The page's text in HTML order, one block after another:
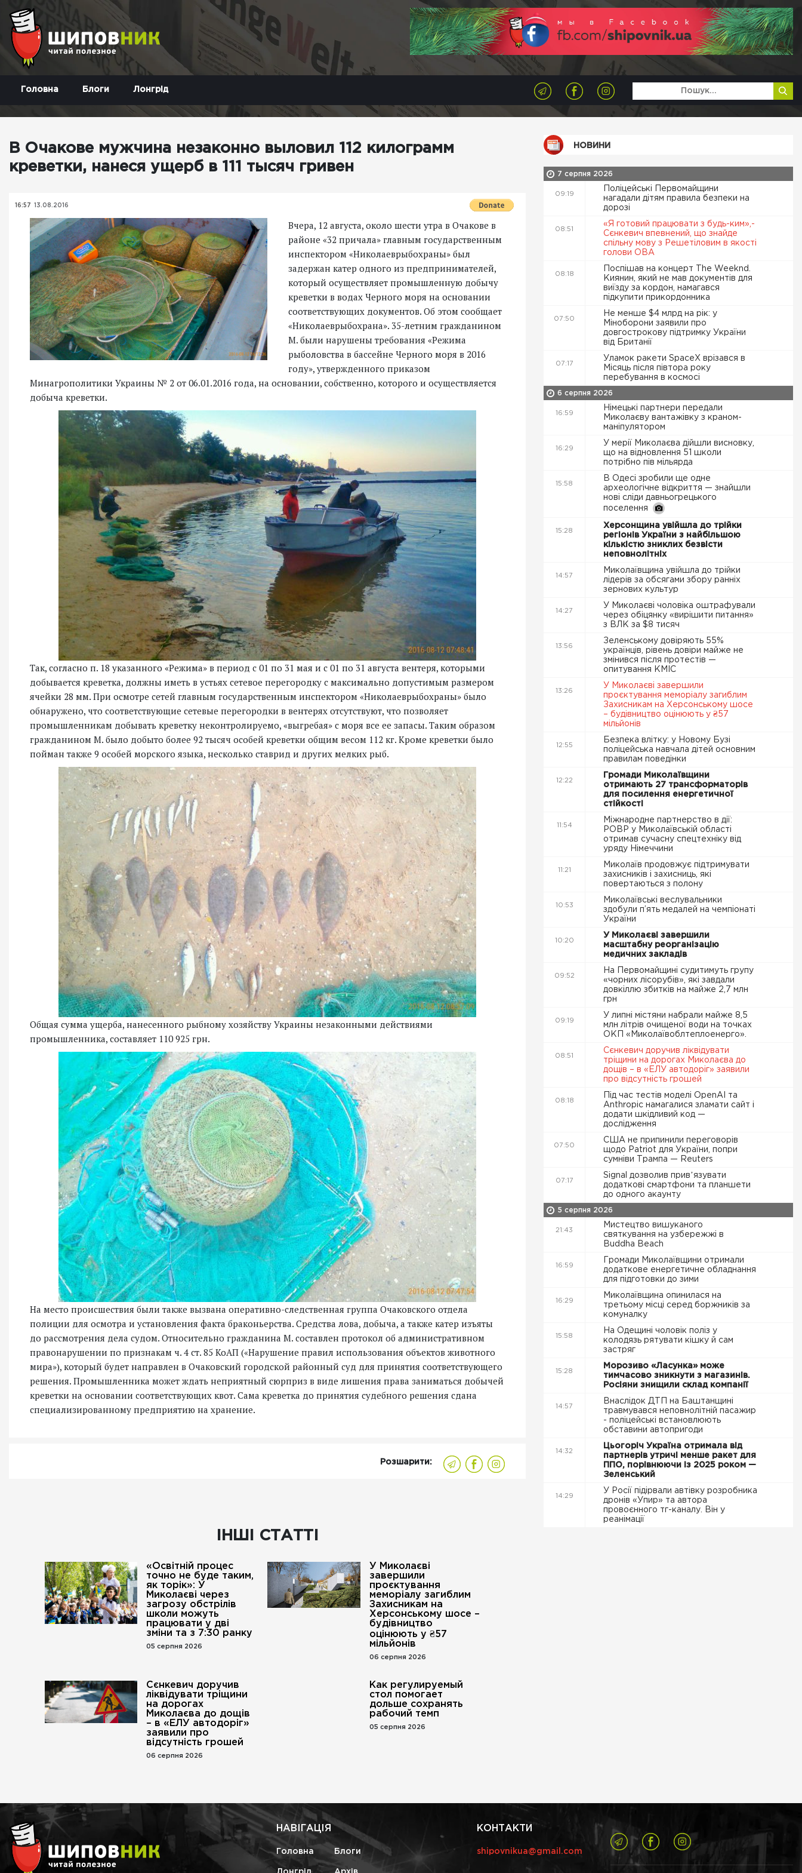
Головна Блоги Лонгрід
В Очакове мужчина незаконно выловил 112 килограмм
креветки, нанеся ущерб в 111 тысяч гривен
16:57 13.08.2016
Вчера, 12 августа, около шести утра в Очакове в
районе «32 причала» главным государственным
инспектором «Николаеврыбохраны» был
задержан катер одного из предпринимателей,
который осуществляет промышленную добычу
креветки в водах Черного моря на основании
соответствующих документов. Об этом сообщает
«Николаеврыбохрана». 35-летним гражданином
М. были нарушены требования «Режима
рыболовства в бассейне Черного моря в 2016
году», утвержденного приказом
Минагрополитики Украины № 2 от 06.01.2016 года, на основании, собственно, которого и осуществляется
добыча креветки.
Так, согласно п. 18 указанного «Режима» в период с 01 по 31 мая и с 01 по 31 августа вентеря, которыми
добывается креветка, должны иметь в устьях сетевое перегородку с максимально допустимым размером
ячейки 28 мм. При осмотре сетей главным государственным инспектором «Николаеврыбохраны» было
обнаружено, что соответствующие сетевые перегородки в вентерях отсутствуют, что позволяет
промышленникам добывать креветку неконтролируемо, «выгребая» с моря все ее запасы. Таким образом
гражданином М. было добыто более 92 тысяч особей креветки общим весом 112 кг. Кроме креветки было
пойман также 9 особей морского языка, несколько ставрид и других мелких рыб.
Общая сумма ущерба, нанесенного рыбному хозяйству Украины незаконными действиями
промышленника, составляет 110 925 грн.
На место происшествия были также вызвана оперативно-следственная группа Очаковского отдела
полиции для осмотра и установления факта браконьерства. Средства лова, добыча, а также катер изъяты
до рассмотрения дела судом. Относительно гражданина М. составлен протокол об административном
правонарушении по признакам ч. 4 ст. 85 КоАП («Нарушение правил использования объектов животного
мира»), который будет направлен в Очаковский городской районный суд для принятия соответствующего
решения. Промышленника может ждать неприятный сюрприз в виде лишения права заниматься добычей
креветки на основании соответствующих квот. Сама креветка до принятия судебного решения сдана
специализированному предприятию на хранение.
Розшарити:
ІНШІ СТАТТІ
«Освітній процес
точно не буде таким,
як торік»: У
Миколаєві через
загрозу обстрілів
школи можуть
працювати у дві
зміни та з 7:30 ранку
05 серпня 2026
У Миколаєві
завершили
проєктування
меморіалу загиблим
Захисникам на
Херсонському шосе –
будівництво
оцінюють у ₴57
мільйонів
06 серпня 2026
Сєнкевич доручив
ліквідувати тріщини
на дорогах
Миколаєва до дощів
– в «ЕЛУ автодоріг»
заявили про
відсутність грошей
06 серпня 2026
Как регулируемый
стол помогает
дольше сохранять
рабочий темп
05 серпня 2026
НОВИНИ
7 серпня 2026
09:19
Поліцейські Первомайщини
нагадали дітям правила безпеки на
дорозі
08:51
«Я готовий працювати з будь-ким»,-
Сєнкевич впевнений, що знайде
спільну мову з Решетіловим в якості
голови ОВА
08:18
Поспішав на концерт The Weeknd.
Киянин, який не мав документів для
виїзду за кордон, намагався
підкупити прикордонника
07:50
Не менше $4 млрд на рік: у
Міноборони заявили про
довгострокову підтримку України
від Британії
07:17
Уламок ракети SpaceX врізався в
Місяць після півтора року
перебування в космосі
6 серпня 2026
16:59
Німецькі партнери передали
Миколаєву вантажівку з краном-
маніпулятором
16:29
У мерії Миколаєва дійшли висновку,
що на відновлення 51 школи
потрібно пів мільярда
15:58
В Одесі зробили ще одне
археологічне відкриття — знайшли
нові сліди давньогрецького
поселення
15:28
Херсонщина увійшла до трійки
регіонів України з найбільшою
кількістю зниклих безвісти
неповнолітніх
14:57
Миколаївщина увійшла до трійки
лідерів за обсягами збору ранніх
зернових культур
14:27
У Миколаєві чоловіка оштрафували
через обіцянку «вирішити питання»
з ВЛК за $8 тисяч
13:56
Зеленському довіряють 55%
українців, рівень довіри майже не
змінився після протестів —
опитування КМІС
13:26
У Миколаєві завершили
проєктування меморіалу загиблим
Захисникам на Херсонському шосе
– будівництво оцінюють у ₴57
мільйонів
12:55
Безпека влітку: у Новому Бузі
поліцейська навчала дітей основним
правилам поведінки
12:22
Громади Миколаївщини
отримають 27 трансформаторів
для посилення енергетичної
стійкості
11:54
Міжнародне партнерство в дії:
РОВР у Миколаївській області
отримав сучасну спецтехніку від
уряду Німеччини
11:21
Миколаїв продовжує підтримувати
захисників і захисниць, які
повертаються з полону
10:53
Миколаївські веслувальники
здобули п’ять медалей на чемпіонаті
України
10:20
У Миколаєві завершили
масштабну реорганізацію
медичних закладів
09:52
На Первомайщині судитимуть групу
«чорних лісорубів», які завдали
довкіллю збитків на майже 2,7 млн
грн
09:19
У липні містяни набрали майже 8,5
млн літрів очищеної води на точках
ОКП «Миколаївоблтеплоенерго».
08:51
Сєнкевич доручив ліквідувати
тріщини на дорогах Миколаєва до
дощів – в «ЕЛУ автодоріг» заявили
про відсутність грошей
08:18
Під час тестів моделі OpenAI та
Anthropic намагалися зламати сайт і
додати шкідливий код —
дослідження
07:50
США не припинили переговорів
щодо Patriot для України, попри
сумніви Трампа — Reuters
07:17
Signal дозволив привʼязувати
додаткові смартфони та планшети
до одного акаунту
5 серпня 2026
21:43
Мистецтво вишуканого
святкування на узбережжі в
Buddha Beach
16:59
Громади Миколаївщини отримали
додаткове енергетичне обладнання
для підготовки до зими
16:29
Миколаївщина опинилася на
третьому місці серед боржників за
комуналку
15:58
На Одещині чоловік поліз у
колодязь рятувати кішку й сам
застряг
15:28
Морозиво «Ласунка» може
тимчасово зникнути з магазинів.
Росіяни знищили склад компанії
14:57
Внаслідок ДТП на Баштанщині
травмувався неповнолітній пасажир
- поліцейські встановлюють
обставини автопригоди
14:32
Цьогоріч Україна отримала від
партнерів утричі менше ракет для
ППО, порівнюючи із 2025 роком —
Зеленський
14:29
У Росії підірвали автівку розробника
дронів «Упир» та автора
провоєнного тг-каналу. Він у
реанімації
НАВІГАЦІЯ
Головна Блоги
КОНТАКТИ
shipovnikua@gmail.com